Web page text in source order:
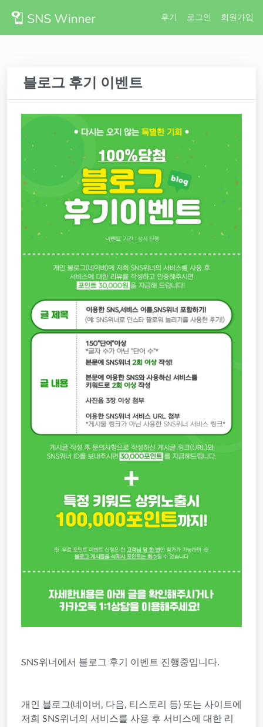
후기 로그인 회원가입
블로그 후기 이벤트
SNS위너에서 블로그 후기 이벤트 진행중입니다.
개인 블로그(네이버, 다음, 티스토리 등) 또는 사이트에
저희 SNS위너의 서비스를 사용 후 서비스에 대한 리